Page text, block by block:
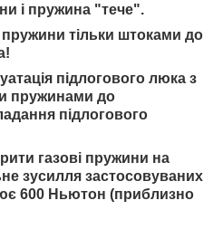
і пружина "тече".
тільки штоками до
підлогового люка з
пружинами до
підлогового
газові пружини на
зусилля застосовуваних
600 Ньютон (приблизно